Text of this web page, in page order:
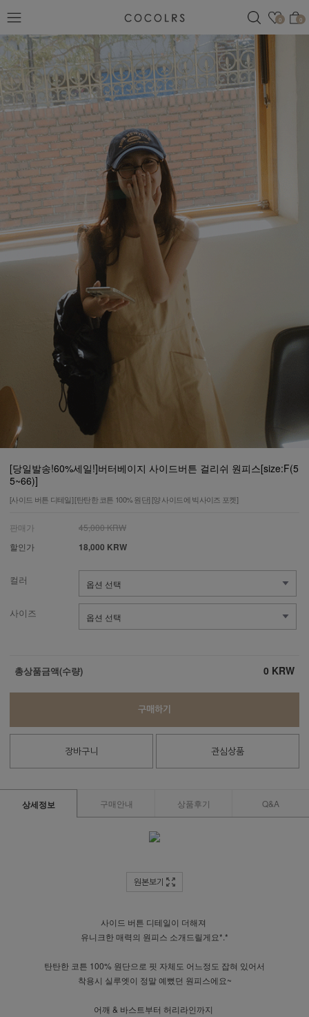
관심
0 0
검색
[당일발송!60%세일!]버터베이지 사이드버튼 걸리쉬 원피스[size:F(5
5~66)]
[사이드 버튼 디테일] [탄탄한 코튼 100% 원단] [양 사이드에 빅사이즈 포켓]
판매가
45,000 KRW
할인가
18,000 KRW
컬러
사이즈
총상품금액(수량) 0 KRW
구매하기
장바구니 관심상품
상세정보 구매안내 상품후기 Q&A
원본보기
사이드 버튼 디테일이 더해져
유니크한 매력의 원피스 소개드릴게요*.*
탄탄한 코튼 100% 원단으로 핏 자체도 어느정도 잡혀 있어서
착용시 실루엣이 정말 예뻤던 원피스에요~
어깨 & 바스트부터 허리라인까지